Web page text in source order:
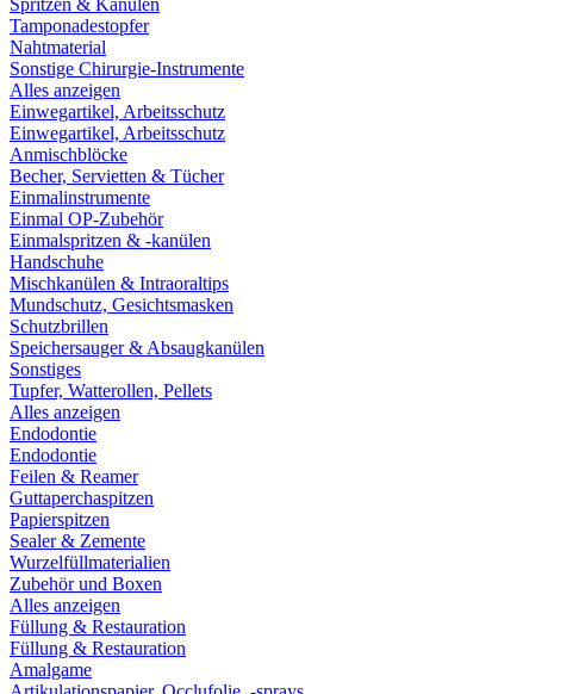
Spritzen & Kanülen
Tamponadestopfer
Nahtmaterial
Sonstige Chirurgie-Instrumente
Alles anzeigen
Einwegartikel, Arbeitsschutz
Einwegartikel, Arbeitsschutz
Anmischblöcke
Becher, Servietten & Tücher
Einmalinstrumente
Einmal OP-Zubehör
Einmalspritzen & -kanülen
Handschuhe
Mischkanülen & Intraoraltips
Mundschutz, Gesichtsmasken
Schutzbrillen
Speichersauger & Absaugkanülen
Sonstiges
Tupfer, Watterollen, Pellets
Alles anzeigen
Endodontie
Endodontie
Feilen & Reamer
Guttaperchaspitzen
Papierspitzen
Sealer & Zemente
Wurzelfüllmaterialien
Zubehör und Boxen
Alles anzeigen
Füllung & Restauration
Füllung & Restauration
Amalgame